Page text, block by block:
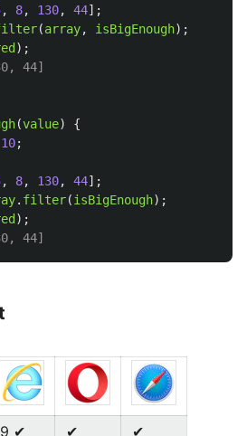
, 8, 130, 44];
(array, isBigEnough);
);
44]
(value)
{
10;
, 8, 130, 44];
. filter(isBigEnough);
);
44]
9 ✔ ✔ ✔